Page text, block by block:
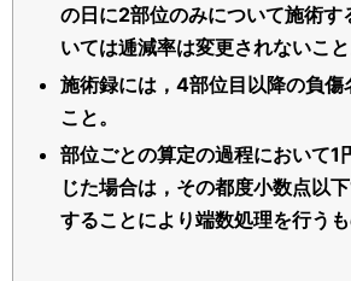
の日に2部位のみについて施術す
いては逓減率は変更されないこと
施術録には，4部位目以降の負傷
こと。
部位ごとの算定の過程において1
じた場合は，その都度小数点以
することにより端数処理を行うも